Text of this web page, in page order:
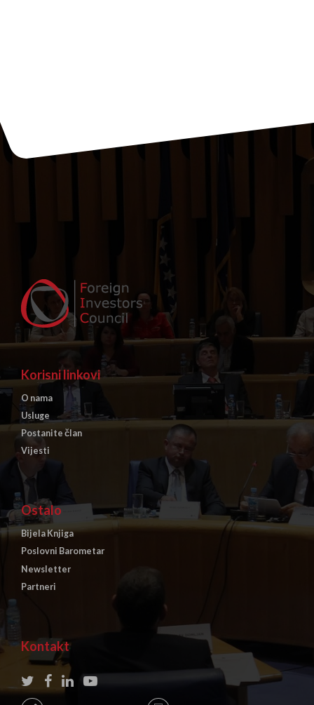
Korisni linkovi
O nama
Usluge
Postanite član
Vijesti
Ostalo
Bijela Knjiga
Poslovni Barometar
Newsletter
Partneri
Kontakt